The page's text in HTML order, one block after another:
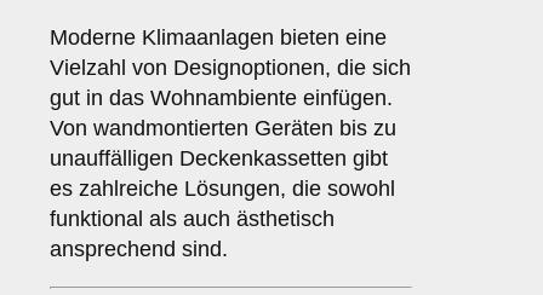
Moderne Klimaanlagen bieten eine
Vielzahl von Designoptionen, die sich
gut in das Wohnambiente einfügen.
Von wandmontierten Geräten bis zu
unauffälligen Deckenkassetten gibt
es zahlreiche Lösungen, die sowohl
funktional als auch ästhetisch
ansprechend sind.